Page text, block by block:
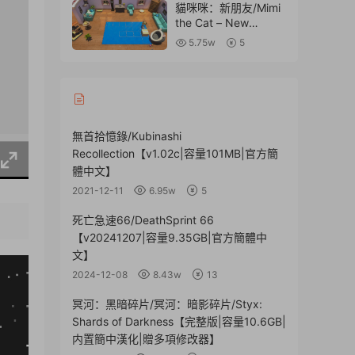
貓咪咪：新朋友/Mimi
the Cat – New
Friends
5.75w 5
無首拾憶錄/Kubinashi
Recollection【v1.02c|容量101MB|官方簡
體中文】
2021-12-11 6.95w 5
死亡急速66/DeathSprint 66
【v20241207|容量9.35GB|官方簡體中
文】
2024-12-08 8.43w 13
冥河：黑暗碎片/冥河：暗影碎片/Styx:
Shards of Darkness【完整版|容量10.6GB|
内置簡中漢化|贈多項修改器】